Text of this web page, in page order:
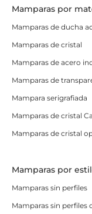
Mamparas por
Mamparas de ducha
Mamparas de cristal
Mamparas de acero
Mamparas de
Mampara serigrafiada
Mamparas de cristal
Mamparas de cristal
Mamparas por
Mamparas sin perfiles
Mamparas sin perfiles